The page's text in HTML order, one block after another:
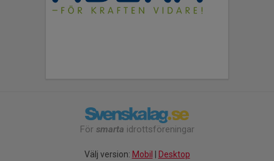
För smarta idrottsföreningar
Välj version: Mobil Desktop